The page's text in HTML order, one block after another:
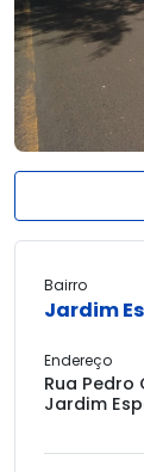
Bairro
Jardim
Endereço
Rua Pedro
Jardim